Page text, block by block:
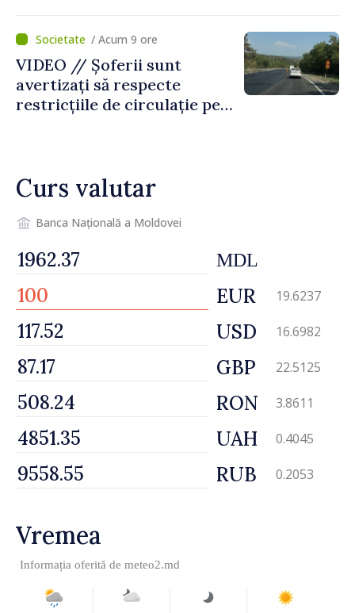
temporară de muncă
/ Acum 9 ore
VIDEO // Șoferii sunt
avertizați să respecte
restricțiile de circulație pe
Curs valutar
Banca Națională a Moldovei
MDL
EUR 19.6237
USD 16.6982
GBP 22.5125
RON 3.8611
UAH 0.4045
RUB 0.2053
Vremea
Informația oferită de meteo2.md